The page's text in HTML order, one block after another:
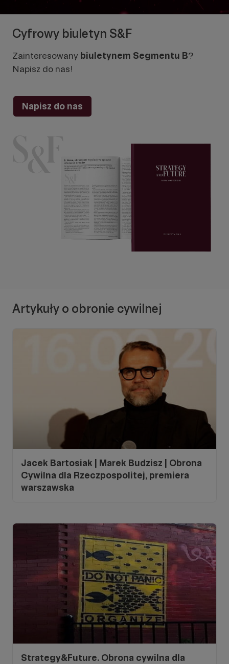
Cyfrowy biuletyn S&F
Zainteresowany biuletynem Segmentu B?
Napisz do nas!
Napisz do nas
Artykuły o obronie cywilnej
Jacek Bartosiak | Marek Budzisz | Obrona
Cywilna dla Rzeczpospolitej, premiera
warszawska
Strategy&Future. Obrona cywilna dla